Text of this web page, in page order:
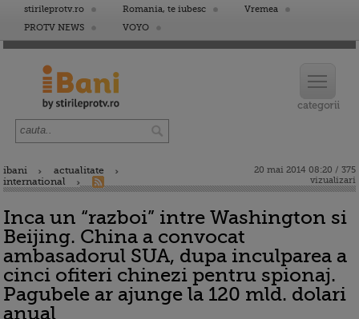
stirileprotv.ro Romania, te iubesc
Vremea
PROTV NEWS
VOYO
ibani
actualitate
international
20 mai 2014 08:20 / 375
vizualizari
Inca un “razboi” intre Washington si
Beijing. China a convocat
ambasadorul SUA, dupa inculparea a
cinci ofiteri chinezi pentru spionaj.
Pagubele ar ajunge la 120 mld. dolari
anual